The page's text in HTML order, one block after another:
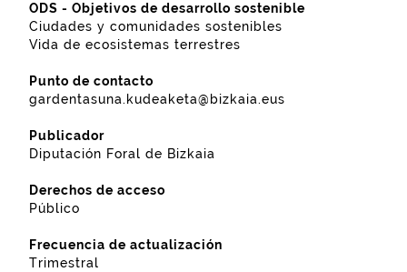
ODS - Objetivos de desarrollo sostenible
Ciudades y comunidades sostenibles
Vida de ecosistemas terrestres
Punto de contacto
gardentasuna.kudeaketa@bizkaia.eus
Publicador
Diputación Foral de Bizkaia
Derechos de acceso
Público
Frecuencia de actualización
Trimestral